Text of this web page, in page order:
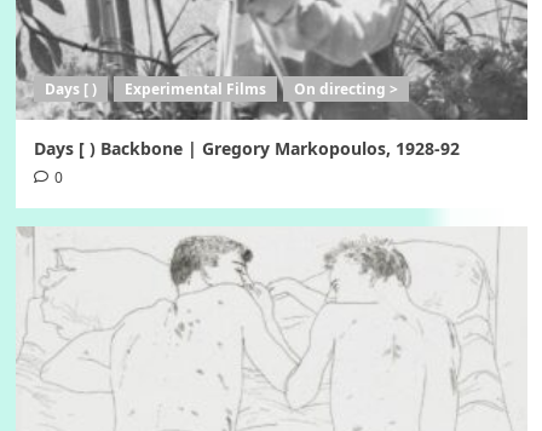
Days [ ) Experimental Films On directing >
Days [ ) Backbone | Gregory Markopoulos, 1928-92
0